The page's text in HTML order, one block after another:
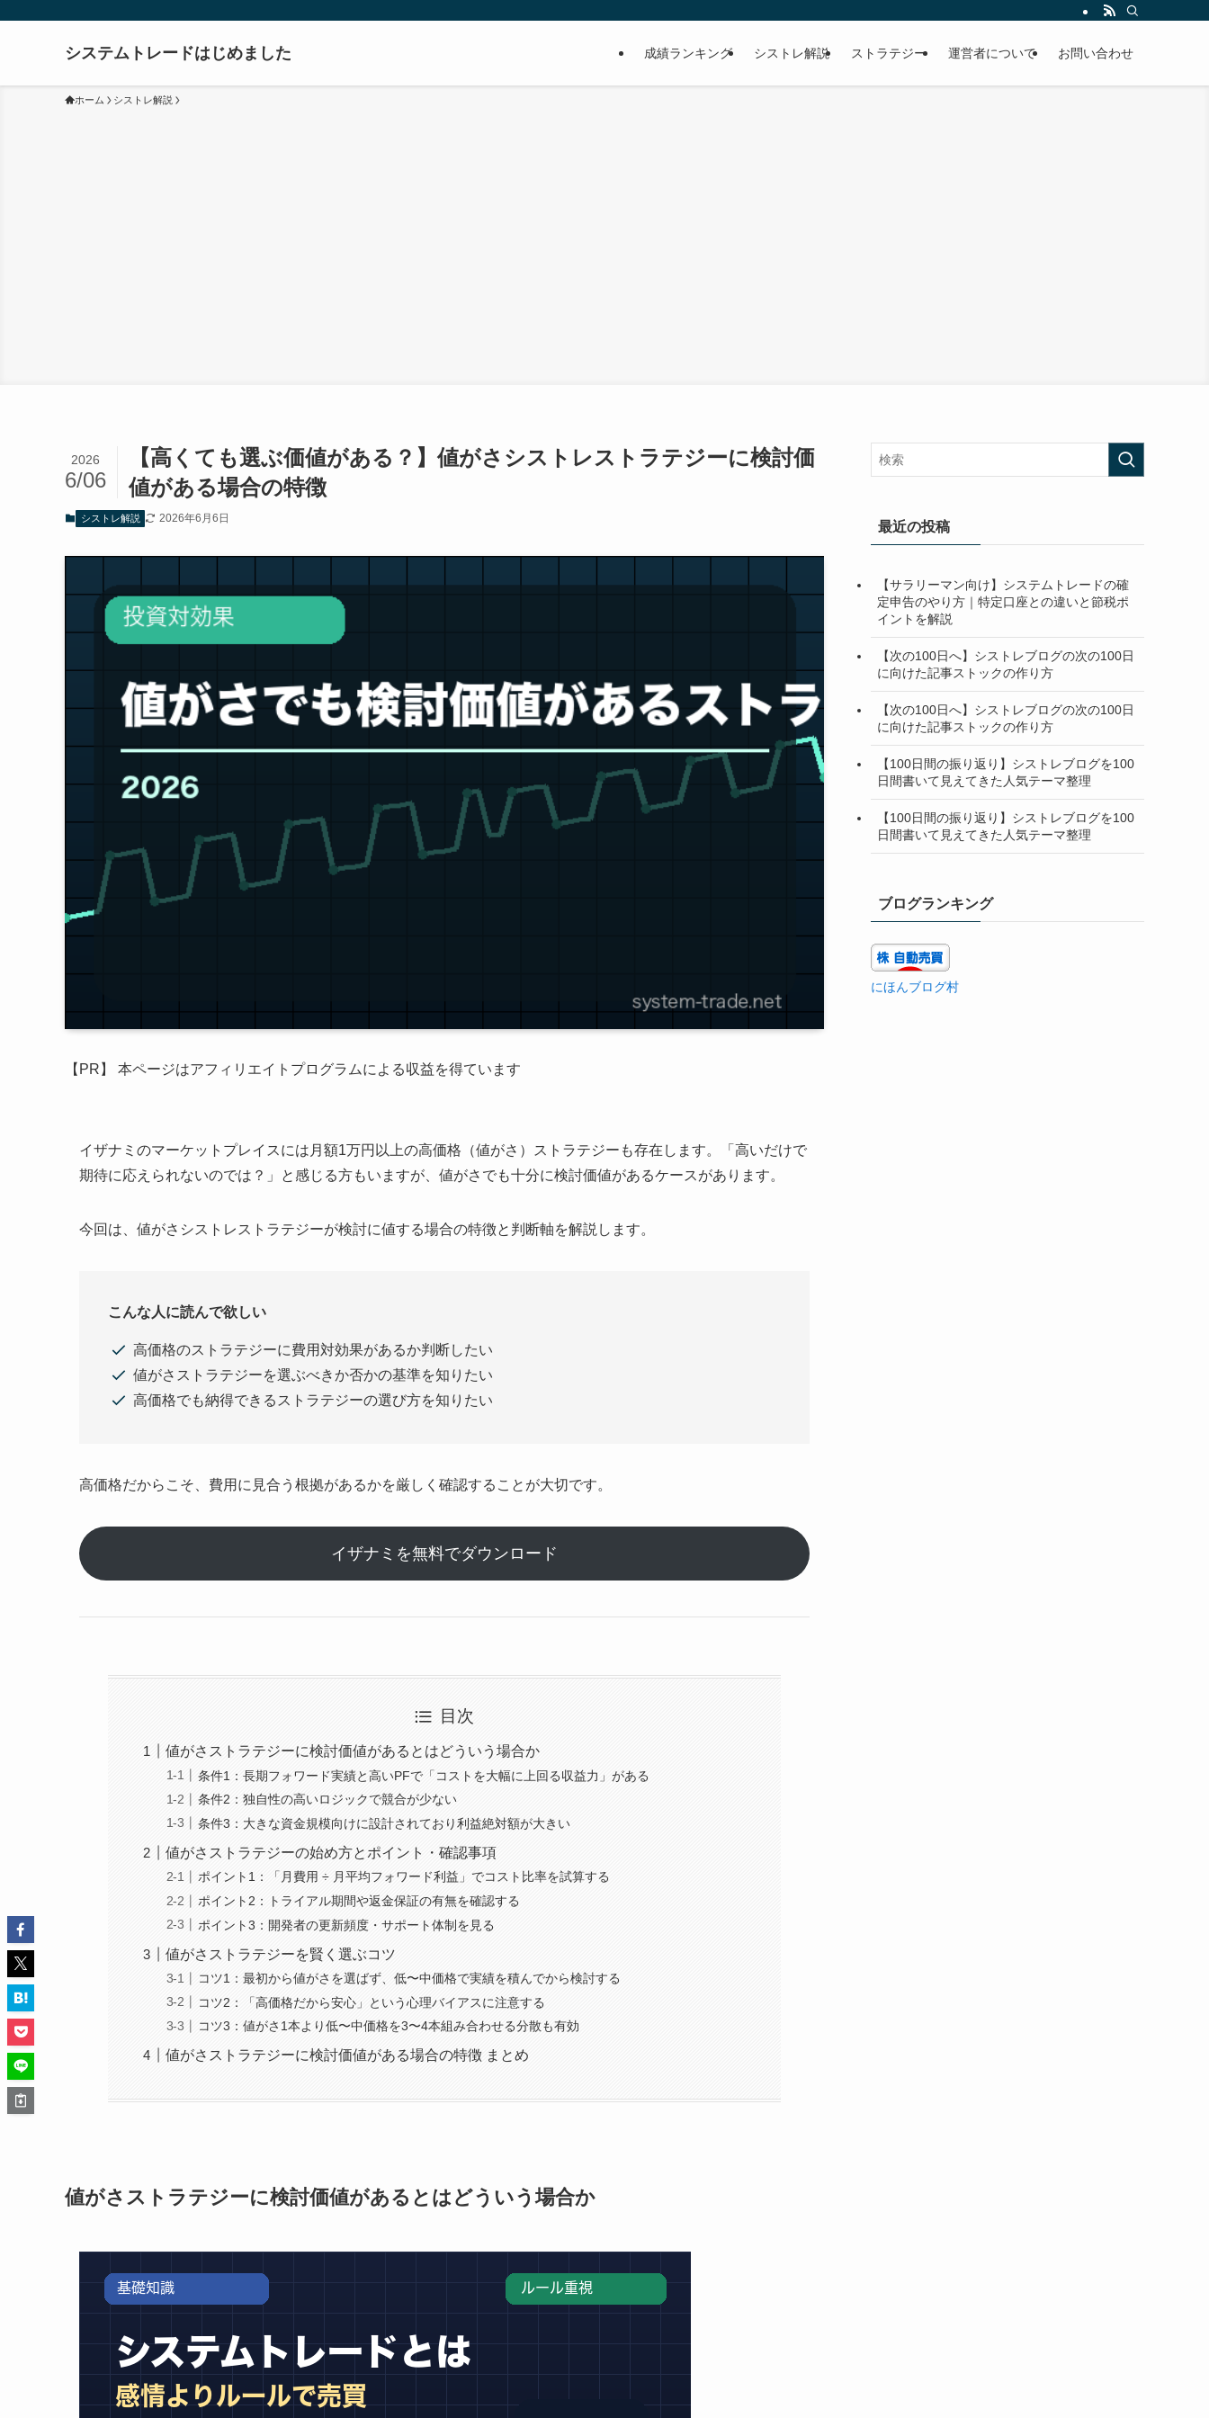
システムトレードはじめました 成績ランキング シストレ解説 ストラテジー 運営者について お問い合わせ
ホーム シストレ解説
【高くても選ぶ価値がある？】値がさシストレストラテジーに検討価
値がある場合の特徴
2026
6/06
シストレ解説 2026年6月6日
【PR】 本ページはアフィリエイトプログラムによる収益を得ています
イザナミのマーケットプレイスには月額1万円以上の高価格（値がさ）ストラテジーも存在します。「高いだけで
期待に応えられないのでは？」と感じる方もいますが、値がさでも十分に検討価値があるケースがあります。
今回は、値がさシストレストラテジーが検討に値する場合の特徴と判断軸を解説します。
こんな人に読んで欲しい
高価格のストラテジーに費用対効果があるか判断したい
値がさストラテジーを選ぶべきか否かの基準を知りたい
高価格でも納得できるストラテジーの選び方を知りたい
高価格だからこそ、費用に見合う根拠があるかを厳しく確認することが大切です。
イザナミを無料でダウンロード
目次
値がさストラテジーに検討価値があるとはどういう場合か
条件1：長期フォワード実績と高いPFで「コストを大幅に上回る収益力」がある
条件2：独自性の高いロジックで競合が少ない
条件3：大きな資金規模向けに設計されており利益絶対額が大きい
値がさストラテジーの始め方とポイント・確認事項
ポイント1：「月費用 ÷ 月平均フォワード利益」でコスト比率を試算する
ポイント2：トライアル期間や返金保証の有無を確認する
ポイント3：開発者の更新頻度・サポート体制を見る
値がさストラテジーを賢く選ぶコツ
コツ1：最初から値がさを選ばず、低〜中価格で実績を積んでから検討する
コツ2：「高価格だから安心」という心理バイアスに注意する
コツ3：値がさ1本より低〜中価格を3〜4本組み合わせる分散も有効
値がさストラテジーに検討価値がある場合の特徴 まとめ
値がさストラテジーに検討価値があるとはどういう場合か
最近の投稿
【サラリーマン向け】システムトレードの確
定申告のやり方｜特定口座との違いと節税ポ
イントを解説
【次の100日へ】シストレブログの次の100日
に向けた記事ストックの作り方
【次の100日へ】シストレブログの次の100日
に向けた記事ストックの作り方
【100日間の振り返り】シストレブログを100
日間書いて見えてきた人気テーマ整理
【100日間の振り返り】シストレブログを100
日間書いて見えてきた人気テーマ整理
ブログランキング
にほんブログ村